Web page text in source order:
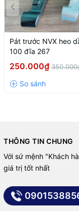
Pát trước NVX heo
100 đĩa 267
250.000₫
THÔNG TIN CHUNG
Với sứ mệnh "Khách
giá trị tốt nhất